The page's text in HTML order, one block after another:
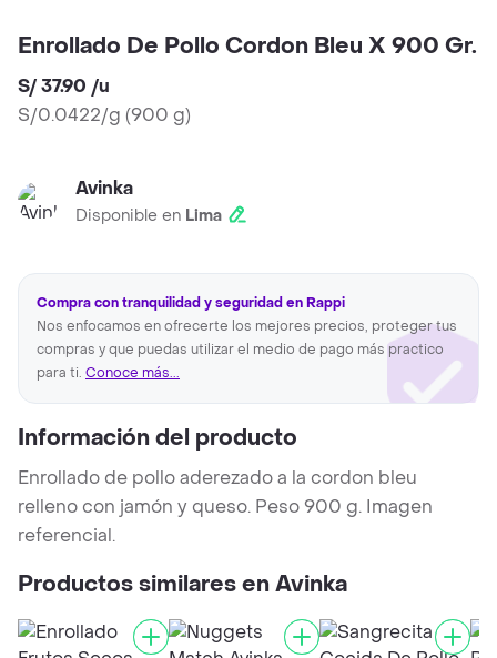
Enrollado De Pollo Cordon Bleu X 900 Gr.
S/ 37.90 /u
S/0.0422/g (900 g)
Avinka
Disponible en Lima
Compra con tranquilidad y seguridad en Rappi
Nos enfocamos en ofrecerte los mejores precios, proteger tus
compras y que puedas utilizar el medio de pago más practico
para ti. Conoce más...
Información del producto
Enrollado de pollo aderezado a la cordon bleu
relleno con jamón y queso. Peso 900 g. Imagen
referencial.
Productos similares en Avinka